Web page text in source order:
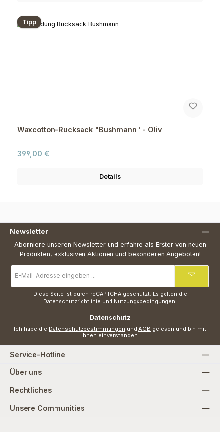
Tipp
Waxcotton-Rucksack "Bushmann" - Oliv
Regulärer Preis:
399,00 €
Details
Newsletter
Abonniere unseren Newsletter und erfahre als Erster von neuen
Produkten, exklusiven Aktionen und besonderen Angeboten!
Mail-
Adresse
Diese Seite ist durch reCAPTCHA geschützt. Es gelten die
Datenschutzrichtlinie und Nutzungsbedingungen.
Datenschutz
Ich habe die Datenschutzbestimmungen und AGB gelesen und bin mit
ihnen einverstanden.
Service-Hotline
Über uns
Rechtliches
Unsere Communities